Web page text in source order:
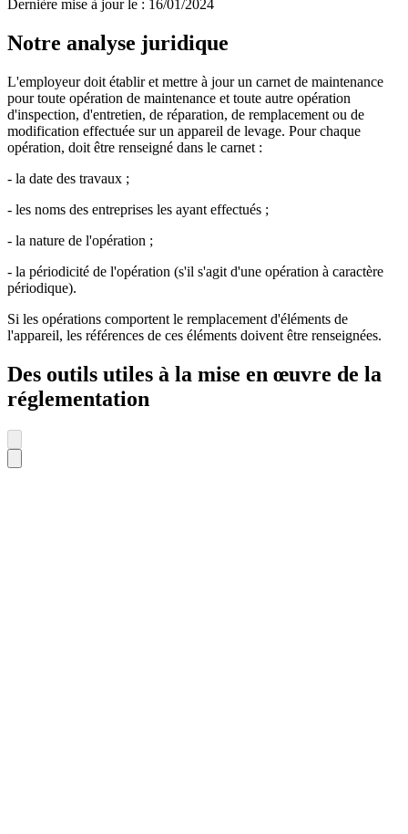
Dernière mise à jour le : 16/01/2024
Notre analyse juridique
L'employeur doit établir et mettre à jour un carnet de maintenance
pour toute opération de maintenance et toute autre opération
d'inspection, d'entretien, de réparation, de remplacement ou de
modification effectuée sur un appareil de levage. Pour chaque
opération, doit être renseigné dans le carnet :
- la date des travaux ;
- les noms des entreprises les ayant effectués ;
- la nature de l'opération ;
- la périodicité de l'opération (s'il s'agit d'une opération à caractère
périodique).
Si les opérations comportent le remplacement d'éléments de
l'appareil, les références de ces éléments doivent être renseignées.
Des outils utiles à la mise en œuvre de la
réglementation